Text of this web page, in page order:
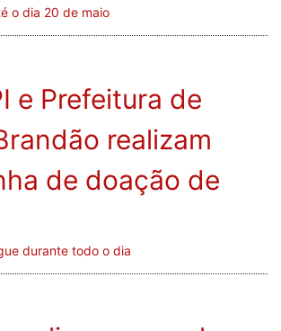
o dia 20 de maio
e Prefeitura de
realizam
de doação de
durante todo o dia